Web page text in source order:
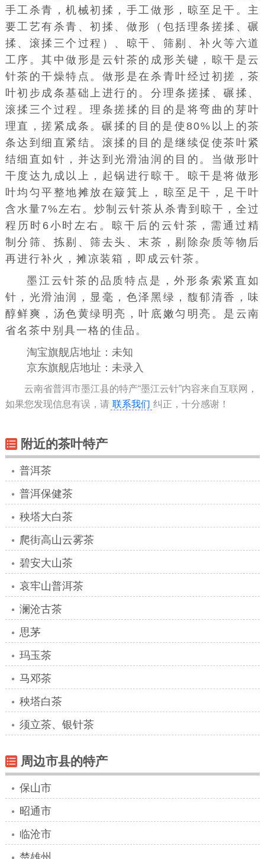
手工杀青，机械初揉，手工做形，晾至足干。主
要工艺有杀青、初揉、做形（包括理条搓揉、碾
揉、滚揉三个过程）、晾干、筛剔、补火等六道
工序。其中做形是云针茶的成形关键，晾干是云
针茶的干燥特点。做形是在杀青叶经过初搓，茶
叶初步成条基础上进行的。分理条搓揉、碾揉、
滚揉三个过程。理条搓揉的目的是将弯曲的芽叶
理直，搓紧成条。碾揉的目的是使80%以上的茶
条达到细直紧结。滚揉的目的是继续促使茶叶紧
结细直如针，并达到光滑油润的目的。当做形叶
干度达九成以上，起锅进行晾干。晾干是将做形
叶均匀平整地摊放在簸箕上，晾至足干，足干叶
含水量7%左右。炒制云针茶从杀青到晾干，全过
程历时6小时左右。晾干后的云针茶，需通过精
制分筛、拣剔、筛去头、末茶，剔除杂质等物后
再进行补火，摊凉装箱，即成云针茶。
墨江云针茶的品质特点是，外形条索紧直如
针，光滑油润，显毫，色泽黑绿，馥郁清香，味
醇鲜爽，汤色黄绿明亮，叶底嫩匀明亮。是云南
省名茶中别具一格的佳品。
淘宝旗舰店地址：未知
京东旗舰店地址：未录入
云南省普洱市墨江县的特产“墨江云针”内容来自互联网，
如果您发现信息有误，请 联系我们 纠正，十分感谢！
附近的茶叶特产
普洱茶
普洱保健茶
秧塔大白茶
爬街高山云雾茶
碧安大山茶
哀牢山普洱茶
澜沧古茶
思茅
玛玉茶
马邓茶
秧塔白茶
须立茶、银针茶
周边市县的特产
保山市
昭通市
临沧市